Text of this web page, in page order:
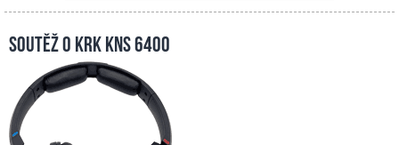
Soutěž o KRK KNS 6400